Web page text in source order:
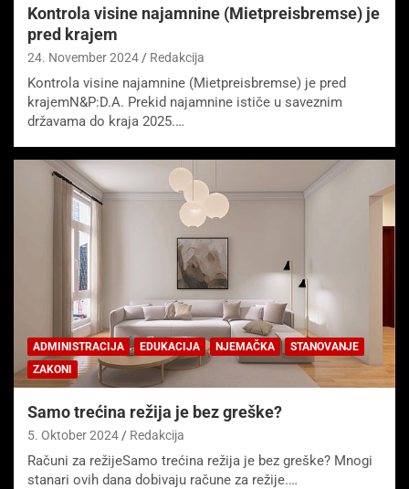
Kontrola visine najamnine (Mietpreisbremse) je
pred krajem
24. November 2024 Redakcija
Kontrola visine najamnine (Mietpreisbremse) je pred
krajemN&P:D.A. Prekid najamnine ističe u saveznim
državama do kraja 2025.…
ADMINISTRACIJA EDUKACIJA NJEMAČKA
STANOVANJE
ZAKONI
Samo trećina režija je bez greške?
5. Oktober 2024 Redakcija
Računi za režijeSamo trećina režija je bez greške? Mnogi
stanari ovih dana dobivaju račune za režije.…